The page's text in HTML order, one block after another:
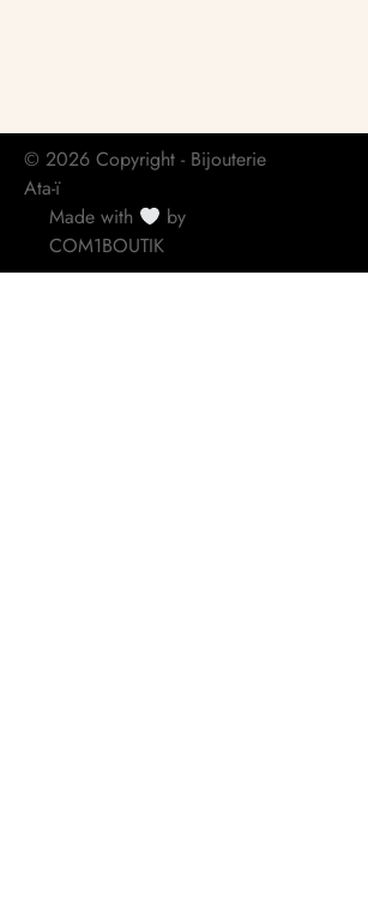
© 2026 Copyright - Bijouterie
Ata-ï
Made with
by
COM1BOUTIK